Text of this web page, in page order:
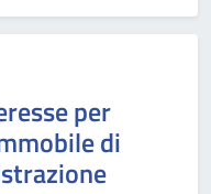
per
di